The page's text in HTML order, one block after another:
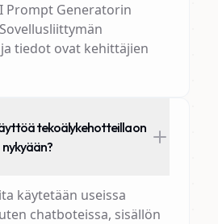
Prompt Generatorin
tiedot ovat kehittäjien
tekoälykehotteilla on
nykyään?
käytetään useissa
chatboteissa, sisällön